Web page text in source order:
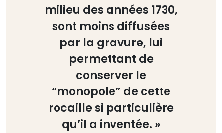
milieu des années 1730,
sont moins diffusées
par la gravure, lui
permettant de
conserver le
“monopole” de cette
rocaille si particulière
qu’il a inventée. »